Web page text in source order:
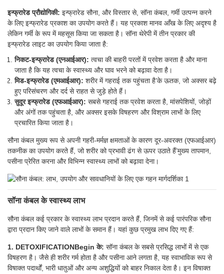
इन्फ्रारेड प्रौद्योगिकी: इन्फ्रारेड सौना, और विस्तार से, सॉना कंबल, गर्मी उत्पन्न करने
के लिए इन्फ्रारेड प्रकाश का उपयोग करते हैं। यह प्रकाश मानव आँख के लिए अदृश्य है
लेकिन गर्मी के रूप में महसूस किया जा सकता है। सॉना थेरेपी में तीन प्रकार की
इन्फ्रारेड लाइट का उपयोग किया जाता है:
निकट-इन्फ्रारेड (एनआईआर): त्वचा की बाहरी परतों में प्रवेश करता है और माना
जाता है कि यह त्वचा के स्वास्थ्य और घाव भरने को बढ़ावा देता है।
मिड-इन्फ्रारेड (एमआईआर): शरीर में गहराई तक पहुंचता है’के ऊतक, जो अक्सर बढ़े
हुए परिसंचरण और दर्द से राहत से जुड़े होते हैं।
सुदूर इन्फ्रारेड (एफआईआर): सबसे गहराई तक प्रवेश करता है, मांसपेशियों, जोड़ों
और अंगों तक पहुंचता है, और अक्सर इसके विषहरण और विश्राम लाभों के लिए
प्रचारित किया जाता है।
सौना कंबल मुख्य रूप से अपनी गहरी-मर्मज्ञ क्षमताओं के कारण दूर-अवरक्त (एफआईआर)
तकनीक का उपयोग करते हैं, जो शरीर को प्रभावी ढंग से ऊपर उठाते हैं’मुख्य तापमान,
पसीना प्रेरित करना और विभिन्न स्वास्थ्य लाभों को बढ़ावा देना।
सॉना कंबल के स्वास्थ्य लाभ
सौना कंबल कई प्रकार के स्वास्थ्य लाभ प्रदान करते हैं, जिनमें से कई पारंपरिक सौना
द्वारा प्रदान किए जाने वाले लाभों के समान हैं। यहां कुछ प्रमुख लाभ दिए गए हैं:
1. DETOXIFICATIONBegin के: सॉना कंबल के सबसे प्रसिद्ध लाभों में से एक
विषहरण है। जैसे ही शरीर गर्म होता है और पसीना आने लगता है, यह स्वाभाविक रूप से
विषाक्त पदार्थों, भारी धातुओं और अन्य अशुद्धियों को बाहर निकाल देता है। इन विषाक्त